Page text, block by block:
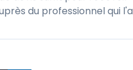
du professionnel qui l'a